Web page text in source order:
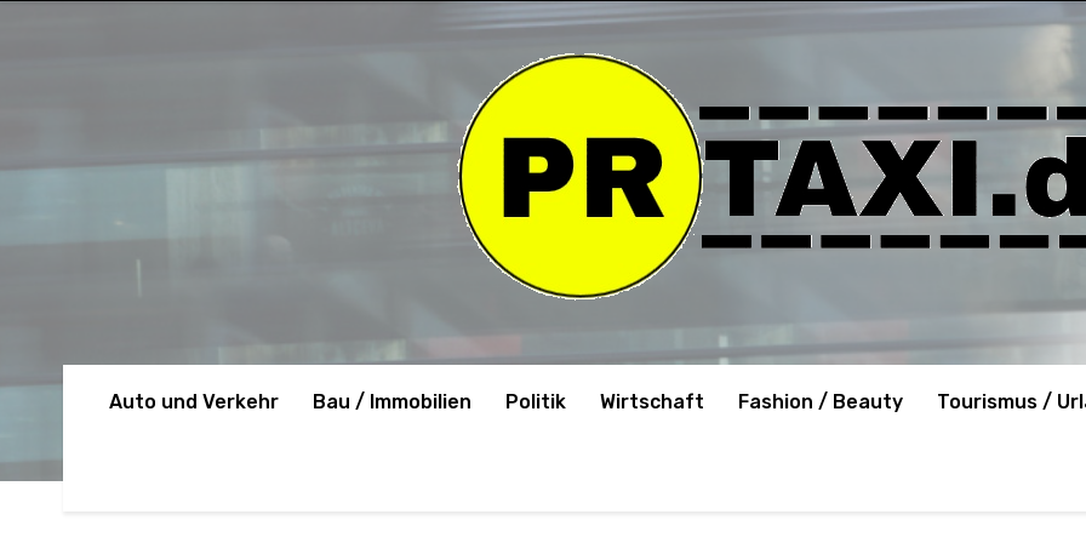
Auto und Verkehr Bau / Immobilien Politik Wirtschaft Fashion / Beauty Tourismus /